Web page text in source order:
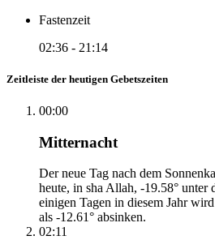
Fastenzeit
02:36 - 21:14
Zeitleiste der heutigen Gebetszeiten
00:00
Mitternacht
Der neue Tag nach dem
heute, in sha Allah, -19.58° unter
einigen Tagen in diesem Jahr
als -12.61° absinken.
02:11